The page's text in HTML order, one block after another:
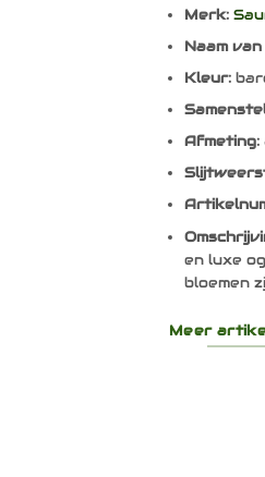
Merk:
Naam
Kleur:
Afmeting:
en luxe
bloemen
Meer